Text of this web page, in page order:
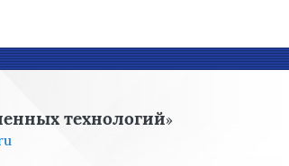
технологий»